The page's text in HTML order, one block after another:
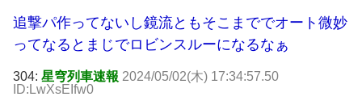
追撃パ作ってないし鏡流ともそこまででオート微妙
ってなるとまじでロビンスルーになるなぁ
304: 星穹列車速報 2024/05/02(木) 17:34:57.50
ID:LwXsEIfw0